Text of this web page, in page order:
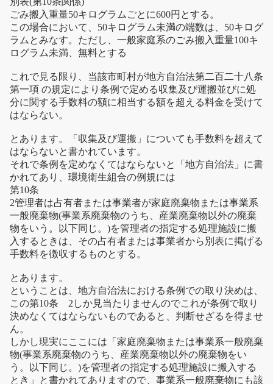
ごみ搬入重量50キログラムごとに600円とする。
この場合において、50キログラム未満の端数は、50キログ
ラムとみなす。ただし、一般家庭系のごみ搬入重量100キ
ログラム未満、無料とする
これで見る限り、当該市町村が地方自治法第二百二十八条
第一項 の規定により条例で定める収集及び運搬並びに処
分に関する手数料の額に相当する額を超える料金を受けて
はならない。
とあります。「収集及び運搬」についても手数料を超えて
はならないと書かれています。
それで条例を定めなくてはならないと「地方自治法」に書
かれてあり、環境衛生組合の例規には
第10条
2管理者は占有者または事業者が家庭廃棄物または事業系
一般廃棄物(事業系廃棄物のうち、産業廃棄物以外の廃棄
物をいう。以下同じ。)を管理者の指定する処理施設に搬
入するときは、その占有者または事業者から別表に掲げる
手数料を徴収するものとする。
とあります。
ということは、地方自治法における条例での取り決めは、
この第10条 2しか見当たりませんのでこれが条例で取り
決めなくてはならないものであると、判断せざるを得ませ
ん。
しかし現実にここには「家庭廃棄物または事業系一般廃棄
物(事業系廃棄物のうち、産業廃棄物以外の廃棄物をい
う。以下同じ。)を管理者の指定する処理施設に搬入する
とき」と書かれてありますので、事業系一般廃棄物にも該